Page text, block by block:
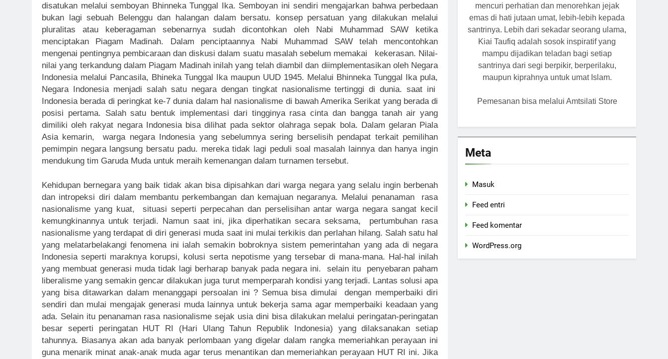
disatukan melalui semboyan Bhinneka Tunggal Ika. Semboyan ini sendiri mengajarkan bahwa perbedaan
bukan lagi sebuah Belenggu dan halangan dalam bersatu. konsep persatuan yang dilakukan melalui
pluralitas atau keberagaman sebenarnya sudah dicontohkan oleh Nabi Muhammad SAW ketika
menciptakan Piagam Madinah. Dalam penciptaannya Nabi Muhammad SAW telah mencontohkan
mengenai pentingnya pembicaraan dan diskusi dalam suatu masalah sebelum memakai kekerasan. Nilai-
nilai yang terkandung dalam Piagam Madinah inilah yang telah diambil dan diimplementasikan oleh Negara
Indonesia melalui Pancasila, Bhineka Tunggal Ika maupun UUD 1945. Melalui Bhinneka Tunggal Ika pula,
Negara Indonesia menjadi salah satu negara dengan tingkat nasionalisme tertinggi di dunia. saat ini
Indonesia berada di peringkat ke-7 dunia dalam hal nasionalisme di bawah Amerika Serikat yang berada di
posisi pertama. Salah satu bentuk implementasi dari tingginya rasa cinta dan bangga tanah air yang
dimiliki oleh rakyat negara Indonesia bisa dilihat pada sektor olahraga sepak bola. Dalam gelaran Piala
Asia kemarin, warga negara Indonesia yang sebelumnya sering berselisih pendapat terkait pemilihan
pemimpin negara langsung bersatu padu. mereka tidak lagi peduli soal masalah lainnya dan hanya ingin
mendukung tim Garuda Muda untuk meraih kemenangan dalam turnamen tersebut.
Kehidupan bernegara yang baik tidak akan bisa dipisahkan dari warga negara yang selalu ingin berbenah
dan intropeksi diri dalam membantu perkembangan dan kemajuan negaranya. Melalui penanaman rasa
nasionalisme yang kuat, situasi seperti perpecahan dan perselisihan antar warga negara sangat kecil
kemungkinannya untuk terjadi. Namun saat ini, jika diperhatikan secara seksama, pertumbuhan rasa
nasionalisme yang terdapat di diri generasi muda saat ini mulai terkikis dan perlahan hilang. Salah satu hal
yang melatarbelakangi fenomena ini ialah semakin bobroknya sistem pemerintahan yang ada di negara
Indonesia seperti maraknya korupsi, kolusi serta nepotisme yang tersebar di mana-mana. Hal-hal inilah
yang membuat generasi muda tidak lagi berharap banyak pada negara ini. selain itu penyebaran paham
liberalisme yang semakin gencar dilakukan juga turut memperparah kondisi yang terjadi. Lantas solusi apa
yang bisa ditawarkan dalam menanggapi persoalan ini ? Semua bisa dimulai dengan memperbaiki diri
sendiri dan mulai mengajak generasi muda lainnya untuk bekerja sama agar memperbaiki keadaan yang
ada. Selain itu penanaman rasa nasionalisme sejak usia dini bisa dilakukan melalui peringatan-peringatan
besar seperti peringatan HUT RI (Hari Ulang Tahun Republik Indonesia) yang dilaksanakan setiap
tahunnya. Biasanya akan ada banyak perlombaan yang digelar dalam rangka memeriahkan perayaan ini
guna menarik minat anak-anak muda agar terus menantikan dan memeriahkan perayaan HUT RI ini. Jika
mencuri perhatian dan menorehkan jejak
emas di hati jutaan umat, lebih-lebih kepada
santrinya. Lebih dari sekadar seorang ulama,
Kiai Taufiq adalah sosok inspiratif yang
mampu dijadikan teladan bagi setiap
santrinya dari segi berpikir, berperilaku,
maupun kiprahnya untuk umat Islam.
Pemesanan bisa melalui Amtsilati Store
Meta
Masuk
Feed entri
Feed komentar
WordPress.org